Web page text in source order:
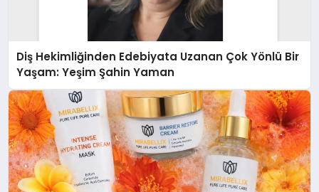
Diş Hekimliğinden Edebiyata Uzanan Çok Yönlü Bir
Yaşam: Yeşim Şahin Yaman